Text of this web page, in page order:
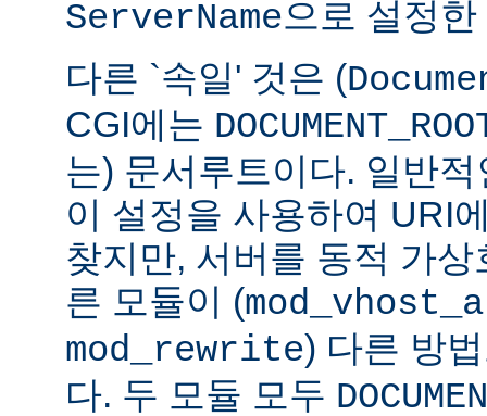
ServerName으로 설정
다른 `속일' 것은 (
CGI에는
는) 문서루트이다. 일반
이 설정을 사용하여 URI
찾지만, 서버를 동적 가
른 모듈이 (
mod_rewrite) 다른 방
다. 두 모듈 모두